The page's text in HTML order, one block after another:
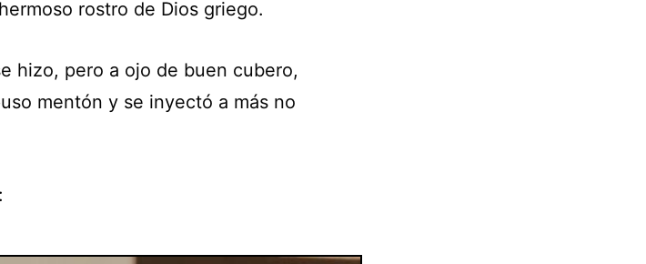
rostro de Dios griego.
hizo, pero a ojo de buen cubero,
mentón y se inyectó a más no